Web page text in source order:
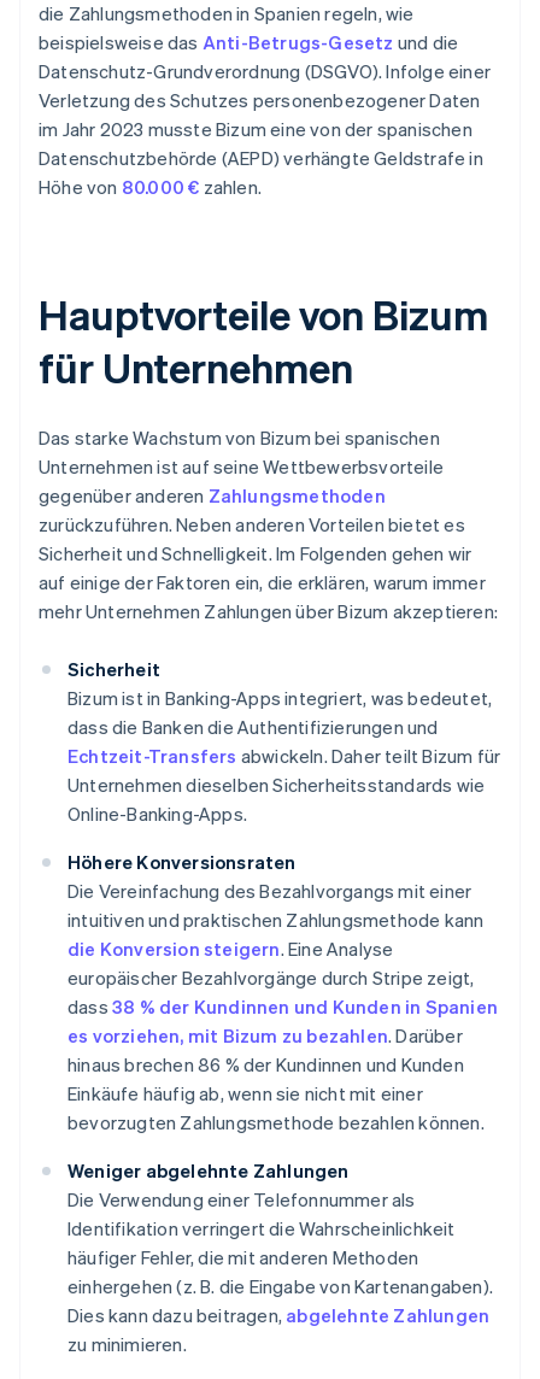
die Zahlungsmethoden in Spanien regeln, wie
beispielsweise das Anti-Betrugs-Gesetz und die
Datenschutz-Grundverordnung (DSGVO). Infolge einer
Verletzung des Schutzes personenbezogener Daten
im Jahr 2023 musste Bizum eine von der spanischen
Datenschutzbehörde (AEPD) verhängte Geldstrafe in
Höhe von 80.000 € zahlen.
Hauptvorteile von Bizum
für Unternehmen
Das starke Wachstum von Bizum bei spanischen
Unternehmen ist auf seine Wettbewerbsvorteile
gegenüber anderen Zahlungsmethoden
zurückzuführen. Neben anderen Vorteilen bietet es
Sicherheit und Schnelligkeit. Im Folgenden gehen wir
auf einige der Faktoren ein, die erklären, warum immer
mehr Unternehmen Zahlungen über Bizum akzeptieren:
Sicherheit
Bizum ist in Banking-Apps integriert, was bedeutet,
dass die Banken die Authentifizierungen und
Echtzeit-Transfers abwickeln. Daher teilt Bizum für
Unternehmen dieselben Sicherheitsstandards wie
Online-Banking-Apps.
Höhere Konversionsraten
Die Vereinfachung des Bezahlvorgangs mit einer
intuitiven und praktischen Zahlungsmethode kann
die Konversion steigern. Eine Analyse
europäischer Bezahlvorgänge durch Stripe zeigt,
dass 38 % der Kundinnen und Kunden in Spanien
es vorziehen, mit Bizum zu bezahlen. Darüber
hinaus brechen 86 % der Kundinnen und Kunden
Einkäufe häufig ab, wenn sie nicht mit einer
bevorzugten Zahlungsmethode bezahlen können.
Weniger abgelehnte Zahlungen
Die Verwendung einer Telefonnummer als
Identifikation verringert die Wahrscheinlichkeit
häufiger Fehler, die mit anderen Methoden
einhergehen (z. B. die Eingabe von Kartenangaben).
Dies kann dazu beitragen, abgelehnte Zahlungen
zu minimieren.